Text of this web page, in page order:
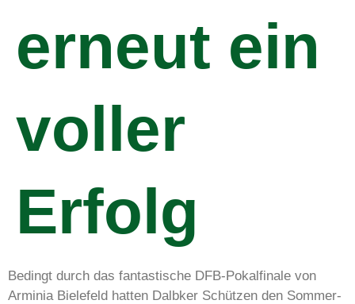
erneut ein
voller
Erfolg
Bedingt durch das fantastische DFB-Pokalfinale von
Arminia Bielefeld hatten Dalbker Schützen den Sommer-